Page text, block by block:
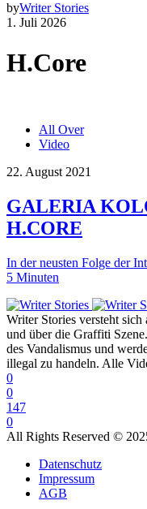
byWriter Stories
1. Juli 2026
H.Core
All Over
Video
22. August 2021
GALERIA
H.CORE
In der neusten Folge der
5 Minuten
Writer Stories versteht sich
und über die Graffiti
des Vandalismus und
illegal zu handeln. Alle
0
0
147
0
All Rights Reserved ©
Datenschutz
Impressum
AGB